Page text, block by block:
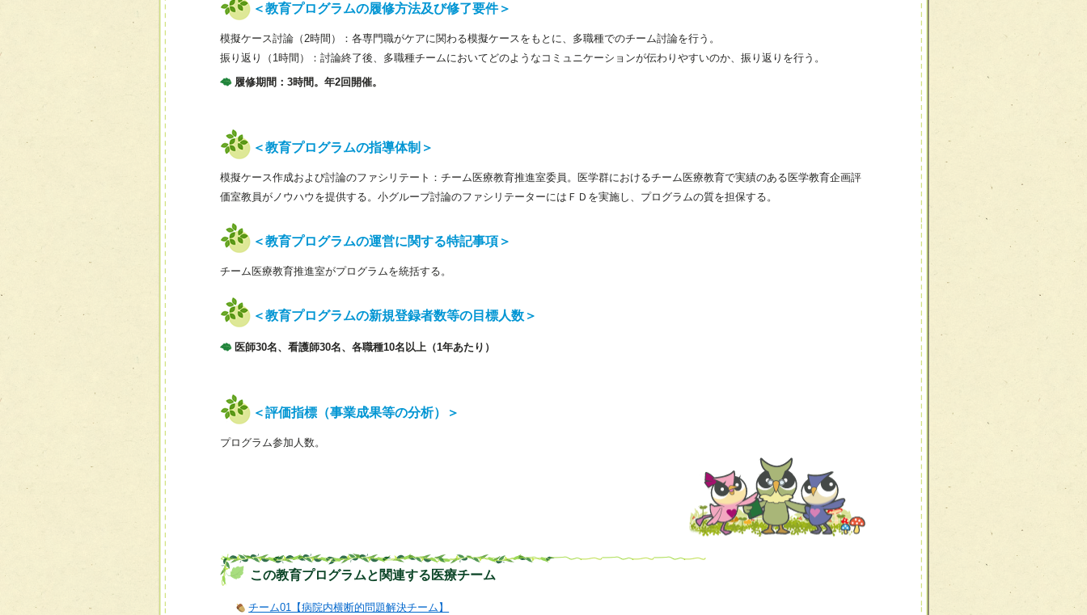
＜教育プログラムの履修方法及び修了要件＞
模擬ケース討論（2時間）：各専門職がケアに関わる模擬ケースをもとに、多職種でのチーム討論を行う。
振り返り（1時間）：討論終了後、多職種チームにおいてどのようなコミュニケーションが伝わりやすいのか、振り返りを行う。
履修期間：3時間。年2回開催。
＜教育プログラムの指導体制＞
模擬ケース作成および討論のファシリテート：チーム医療教育推進室委員。医学群におけるチーム医療教育で実績のある医学教育企画評
価室教員がノウハウを提供する。小グループ討論のファシリテーターにはＦＤを実施し、プログラムの質を担保する。
＜教育プログラムの運営に関する特記事項＞
チーム医療教育推進室がプログラムを統括する。
＜教育プログラムの新規登録者数等の目標人数＞
医師30名、看護師30名、各職種10名以上（1年あたり）
＜評価指標（事業成果等の分析）＞
プログラム参加人数。
この教育プログラムと関連する医療チーム
チーム01【病院内横断的問題解決チーム】